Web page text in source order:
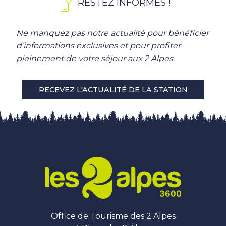
RESTEZ INFORMÉS !
Ne manquez pas notre actualité pour bénéficier
d’informations exclusives et pour profiter
pleinement de votre séjour aux 2 Alpes.
RECEVEZ L'ACTUALITÉ DE LA STATION
Office de Tourisme des 2 Alpes